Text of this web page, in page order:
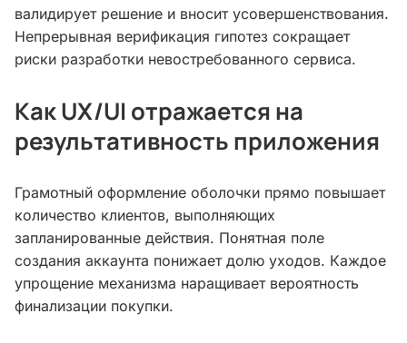
валидирует решение и вносит усовершенствования.
Непрерывная верификация гипотез сокращает
риски разработки невостребованного сервиса.
Как UX/UI отражается на
результативность приложения
Грамотный оформление оболочки прямо повышает
количество клиентов, выполняющих
запланированные действия. Понятная поле
создания аккаунта понижает долю уходов. Каждое
упрощение механизма наращивает вероятность
финализации покупки.